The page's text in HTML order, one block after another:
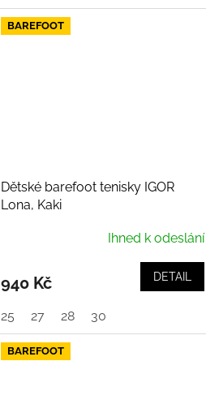
BAREFOOT
Dětské barefoot tenisky IGOR
Lona, Kaki
Ihned k odeslání
940 Kč DETAIL
25 27 28 30
BAREFOOT